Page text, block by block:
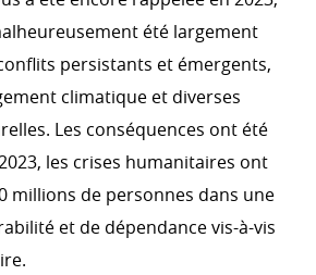
et Syrie
et alimentaire
des donateurs de soutien
été largement
persistants et émergents,
climatique et diverses
Les conséquences ont été
les crises humanitaires ont
millions de personnes dans une
et de dépendance vis-à-vis